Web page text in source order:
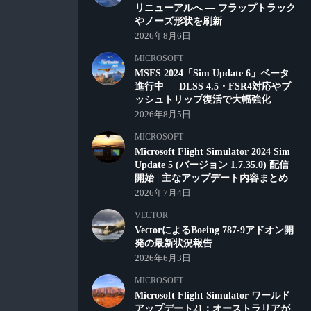
リニューアルへ ― フラップトラック
やノーズ形状を刷新
2026年8月6日
MICROSOFT
MSFS 2024「Sim Update 6」ベータ
進行中 ― DLSS 4.5・FSR4対応やブ
ッシュトリップ復活で大幅強化
2026年8月5日
MICROSOFT
Microsoft Flight Simulator 2024 Sim
Update 5 (バージョン 1.7.35.0) 配信
開始 | 主なアップデート内容まとめ
2026年7月4日
VECTOR
VectorによるBoeing 787-9アドオン開
発の最新状況報告
2026年6月3日
MICROSOFT
Microsoft Flight Simulator ワールド
アップデート21：オーストラリアが